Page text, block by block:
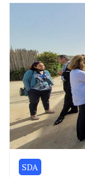
SDA